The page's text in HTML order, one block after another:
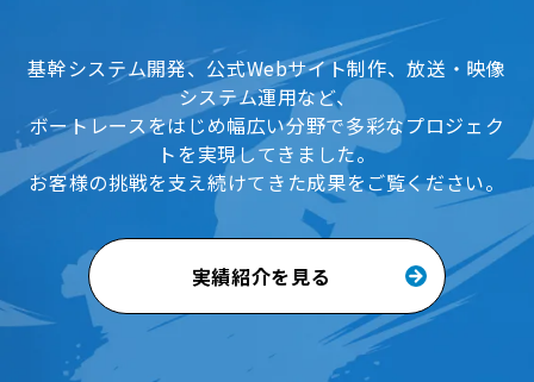
基幹システム開発、公式Webサイト制作、放送・映像
システム運用など、
ボートレースをはじめ幅広い分野で多彩なプロジェク
トを実現してきました。
お客様の挑戦を支え続けてきた成果をご覧ください。
実績紹介を見る